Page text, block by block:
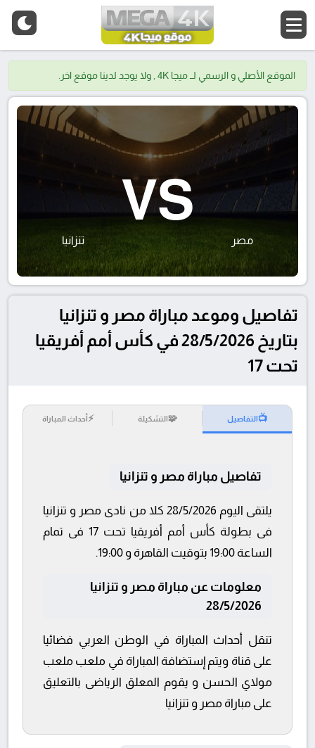
الموقع الأصلي و الرسمي لــ ميجا 4K , ولا يوجد لدينا موقع اخر.
مصر
VS
تنزانيا
تفاصيل وموعد مباراة مصر و تنزانيا
بتاريخ 28/5/2026 في كأس أمم أفريقيا
تحت 17
📺التفاصيل 🧩التشكيلة ⚡أحداث المباراة
تفاصيل مباراة مصر و تنزانيا
يلتقى اليوم 28/5/2026 كلا من نادى مصر و تنزانيا
فى بطولة كأس أمم أفريقيا تحت 17 فى تمام
الساعة 19:00 بتوقيت القاهرة و 19:00.
معلومات عن مباراة مصر و تنزانيا
28/5/2026
تنقل أحداث المباراة في الوطن العربي فضائيا
على قناة ويتم إستضافة المباراة في ملعب ملعب
مولاي الحسن و يقوم المعلق الرياضى بالتعليق
على مباراة مصر و تنزانيا